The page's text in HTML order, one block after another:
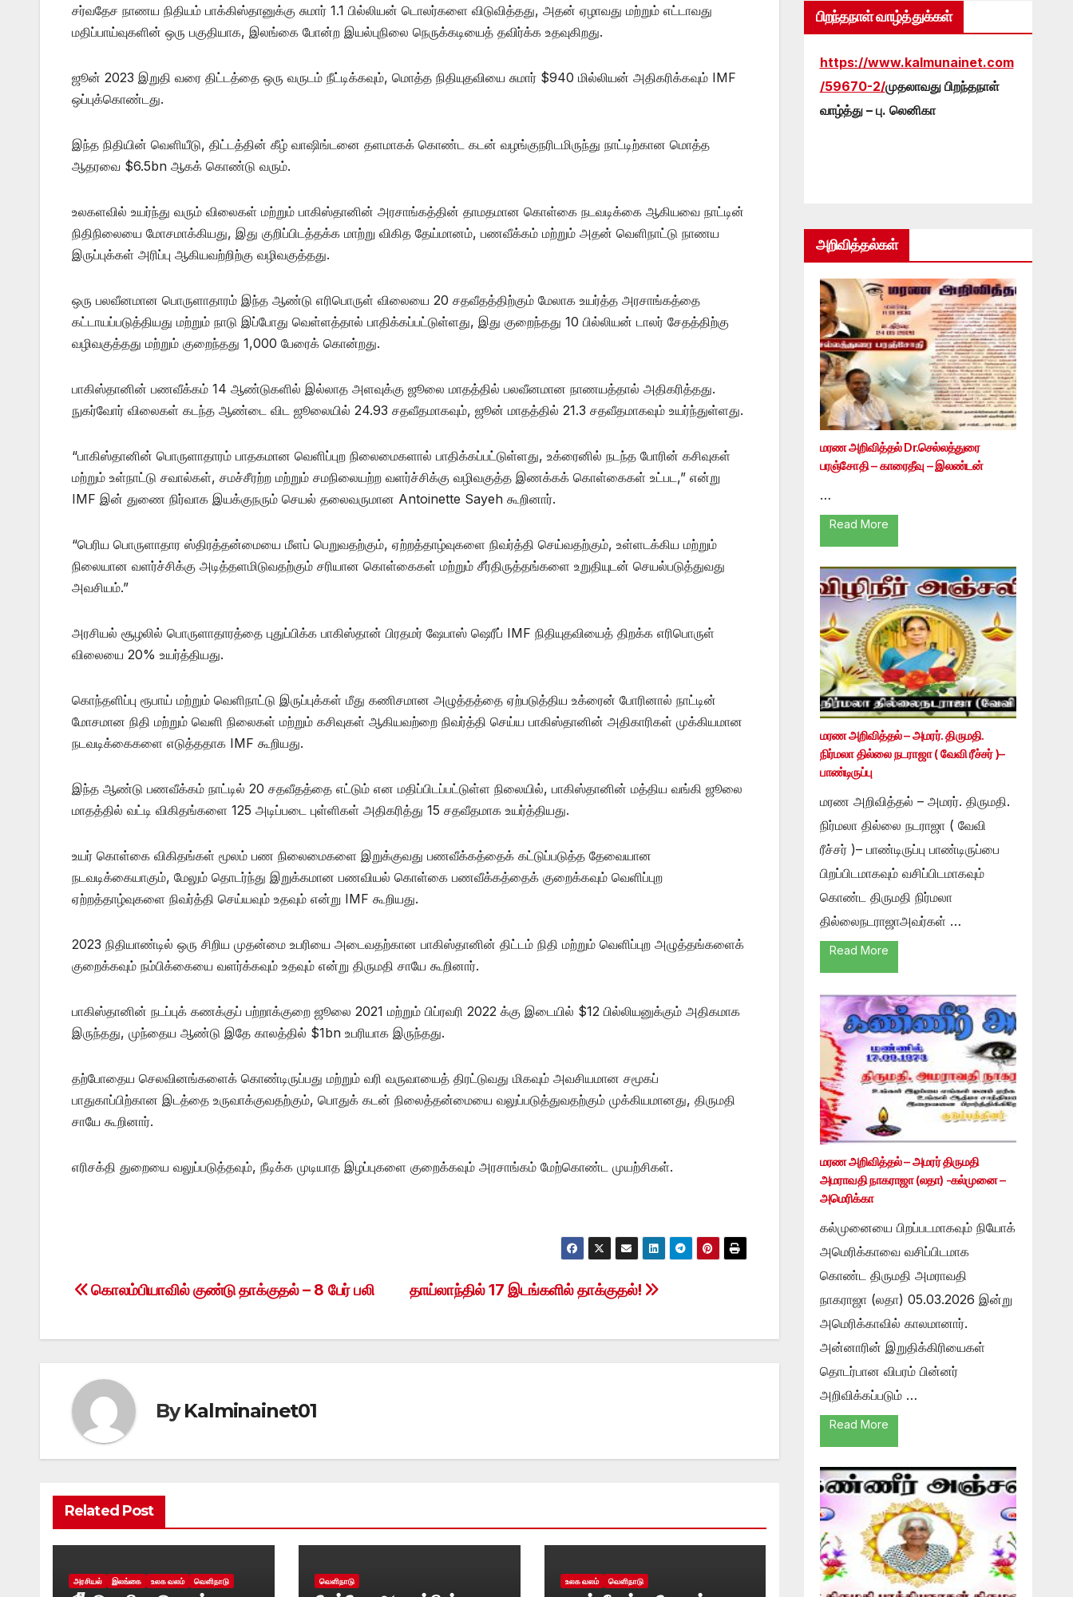
சர்வதேச நாணய நிதியம் பாக்கிஸ்தானுக்கு சுமார் 1.1 பில்லியன் டொலர்களை விடுவித்தது, அதன் ஏழாவது மற்றும் எட்டாவது
மதிப்பாய்வுகளின் ஒரு பகுதியாக, இலங்கை போன்ற இயல்புநிலை நெருக்கடியைத் தவிர்க்க உதவுகிறது.
ஜூன் 2023 இறுதி வரை திட்டத்தை ஒரு வருடம் நீட்டிக்கவும், மொத்த நிதியுதவியை சுமார் $940 மில்லியன் அதிகரிக்கவும் IMF
ஒப்புக்கொண்டது.
இந்த நிதியின் வெளியீடு, திட்டத்தின் கீழ் வாஷிங்டனை தளமாகக் கொண்ட கடன் வழங்குநரிடமிருந்து நாட்டிற்கான மொத்த
ஆதரவை $6.5bn ஆகக் கொண்டு வரும்.
உலகளவில் உயர்ந்து வரும் விலைகள் மற்றும் பாகிஸ்தானின் அரசாங்கத்தின் தாமதமான கொள்கை நடவடிக்கை ஆகியவை நாட்டின்
நிதிநிலையை மோசமாக்கியது, இது குறிப்பிடத்தக்க மாற்று விகித தேய்மானம், பணவீக்கம் மற்றும் அதன் வெளிநாட்டு நாணய
இருப்புக்கள் அரிப்பு ஆகியவற்றிற்கு வழிவகுத்தது.
ஒரு பலவீனமான பொருளாதாரம் இந்த ஆண்டு எரிபொருள் விலையை 20 சதவீதத்திற்கும் மேலாக உயர்த்த அரசாங்கத்தை
கட்டாயப்படுத்தியது மற்றும் நாடு இப்போது வெள்ளத்தால் பாதிக்கப்பட்டுள்ளது, இது குறைந்தது 10 பில்லியன் டாலர் சேதத்திற்கு
வழிவகுத்தது மற்றும் குறைந்தது 1,000 பேரைக் கொன்றது.
பாகிஸ்தானின் பணவீக்கம் 14 ஆண்டுகளில் இல்லாத அளவுக்கு ஜூலை மாதத்தில் பலவீனமான நாணயத்தால் அதிகரித்தது.
நுகர்வோர் விலைகள் கடந்த ஆண்டை விட ஜூலையில் 24.93 சதவீதமாகவும், ஜூன் மாதத்தில் 21.3 சதவீதமாகவும் உயர்ந்துள்ளது.
“பாகிஸ்தானின் பொருளாதாரம் பாதகமான வெளிப்புற நிலைமைகளால் பாதிக்கப்பட்டுள்ளது, உக்ரைனில் நடந்த போரின் கசிவுகள்
மற்றும் உள்நாட்டு சவால்கள், சமச்சீரற்ற மற்றும் சமநிலையற்ற வளர்ச்சிக்கு வழிவகுத்த இணக்கக் கொள்கைகள் உட்பட,” என்று
IMF இன் துணை நிர்வாக இயக்குநரும் செயல் தலைவருமான Antoinette Sayeh கூறினார்.
“பெரிய பொருளாதார ஸ்திரத்தன்மையை மீளப் பெறுவதற்கும், ஏற்றத்தாழ்வுகளை நிவர்த்தி செய்வதற்கும், உள்ளடக்கிய மற்றும்
நிலையான வளர்ச்சிக்கு அடித்தளமிடுவதற்கும் சரியான கொள்கைகள் மற்றும் சீர்திருத்தங்களை உறுதியுடன் செயல்படுத்துவது
அவசியம்.”
அரசியல் சூழலில் பொருளாதாரத்தை புதுப்பிக்க பாகிஸ்தான் பிரதமர் ஷேபாஸ் ஷெரீப் IMF நிதியுதவியைத் திறக்க எரிபொருள்
விலையை 20% உயர்த்தியது.
கொந்தளிப்பு ரூபாய் மற்றும் வெளிநாட்டு இருப்புக்கள் மீது கணிசமான அழுத்தத்தை ஏற்படுத்திய உக்ரைன் போரினால் நாட்டின்
மோசமான நிதி மற்றும் வெளி நிலைகள் மற்றும் கசிவுகள் ஆகியவற்றை நிவர்த்தி செய்ய பாகிஸ்தானின் அதிகாரிகள் முக்கியமான
நடவடிக்கைகளை எடுத்ததாக IMF கூறியது.
இந்த ஆண்டு பணவீக்கம் நாட்டில் 20 சதவீதத்தை எட்டும் என மதிப்பிடப்பட்டுள்ள நிலையில், பாகிஸ்தானின் மத்திய வங்கி ஜூலை
மாதத்தில் வட்டி விகிதங்களை 125 அடிப்படை புள்ளிகள் அதிகரித்து 15 சதவீதமாக உயர்த்தியது.
உயர் கொள்கை விகிதங்கள் மூலம் பண நிலைமைகளை இறுக்குவது பணவீக்கத்தைக் கட்டுப்படுத்த தேவையான
நடவடிக்கையாகும், மேலும் தொடர்ந்து இறுக்கமான பணவியல் கொள்கை பணவீக்கத்தைக் குறைக்கவும் வெளிப்புற
ஏற்றத்தாழ்வுகளை நிவர்த்தி செய்யவும் உதவும் என்று IMF கூறியது.
2023 நிதியாண்டில் ஒரு சிறிய முதன்மை உபரியை அடைவதற்கான பாகிஸ்தானின் திட்டம் நிதி மற்றும் வெளிப்புற அழுத்தங்களைக்
குறைக்கவும் நம்பிக்கையை வளர்க்கவும் உதவும் என்று திருமதி சாயே கூறினார்.
பாகிஸ்தானின் நடப்புக் கணக்குப் பற்றாக்குறை ஜூலை 2021 மற்றும் பிப்ரவரி 2022 க்கு இடையில் $12 பில்லியனுக்கும் அதிகமாக
இருந்தது, முந்தைய ஆண்டு இதே காலத்தில் $1bn உபரியாக இருந்தது.
தற்போதைய செலவினங்களைக் கொண்டிருப்பது மற்றும் வரி வருவாயைத் திரட்டுவது மிகவும் அவசியமான சமூகப்
பாதுகாப்பிற்கான இடத்தை உருவாக்குவதற்கும், பொதுக் கடன் நிலைத்தன்மையை வலுப்படுத்துவதற்கும் முக்கியமானது, திருமதி
சாயே கூறினார்.
எரிசக்தி துறையை வலுப்படுத்தவும், நீடிக்க முடியாத இழப்புகளை குறைக்கவும் அரசாங்கம் மேற்கொண்ட முயற்சிகள்.
Post
தாய்லாந்தில் 17 இடங்களில் தாக்குதல்!
கொலம்பியாவில் குண்டு தாக்குதல் – 8 பேர் பலி
ByKalminainet01
Related Post
அரசியல் இலங்கை உலக வலம் வெளிநாடு வெளிநாடு உலக வலம் வெளிநாடு
பிறந்தநாள் வாழ்த்துக்கள்
https://www.kalmunainet.com
/59670-2/முதலாவது பிறந்தநாள்
வாழ்த்து – பு. லெனிகா
அறிவித்தல்கள்
மரண அறிவித்தல் Dr.செல்லத்துரை
பரஞ்சோதி – காரைதீவு – இலண்டன்
…
Read More
மரண அறிவித்தல் – அமரர். திருமதி.
நிர்மலா தில்லை நடராஜா ( வேவி ரீச்சர் )–
பாண்டிருப்பு
மரண அறிவித்தல் – அமரர். திருமதி.
நிர்மலா தில்லை நடராஜா ( வேவி
ரீச்சர் )– பாண்டிருப்பு பாண்டிருப்பை
பிறப்பிடமாகவும் வசிப்பிடமாகவும்
கொண்ட திருமதி நிர்மலா
தில்லைநடராஜாஅவர்கள் …
Read More
மரண அறிவித்தல் – அமரர் திருமதி
அமராவதி நாகராஜா (லதா) -கல்முனை –
அமெரிக்கா
கல்முனையை பிறப்படமாகவும் நியோக்
அமெரிக்காவை வசிப்பிடமாக
கொண்ட திருமதி அமராவதி
நாகராஜா (லதா) 05.03.2026 இன்று
அமெரிக்காவில் காலமானார்.
அன்னாரின் இறுதிக்கிரியைகள்
தொடர்பான விபரம் பின்னர்
அறிவிக்கப்படும் …
Read More